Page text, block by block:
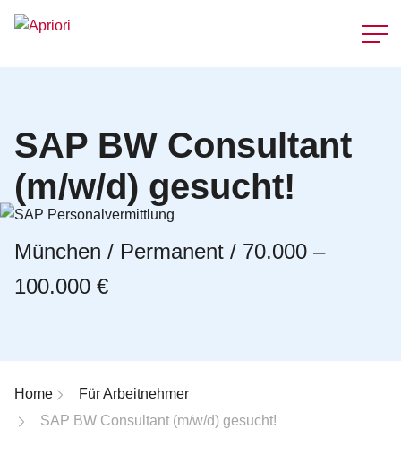
SAP BW Consultant
(m/w/d) gesucht!
München / Permanent / 70.000 –
100.000 €
Breadcrumb-Navigation
Home
Für Arbeitnehmer
SAP BW Consultant (m/w/d) gesucht!